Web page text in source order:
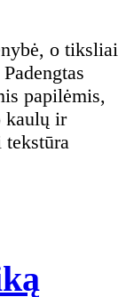
papilėmis,
kaulų ir